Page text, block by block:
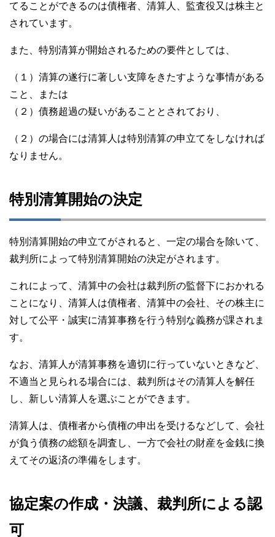
てることができるのは債権者、清算人、監査役又は株主と
されています。
また、特別清算が開始されるための要件としては、
（１）清算の遂行に著しい支障をきたすような事情がある
こと、または
（２）債務超過の疑いがあることとされており、
（２）の場合には清算人は特別清算の申立てをしなければ
なりません。
特別清算開始の決定
特別清算開始の申立てがされると、一定の場合を除いて、
裁判所によって特別清算開始の決定がされます。
これによって、清算中の会社は裁判所の監督下におかれる
ことになり、清算人は債権者、清算中の会社、その株主に
対して公平・誠実に清算事務を行う特別な義務が課されま
す。
なお、清算人が清算事務を適切に行っていないときなど、
不適当と見られる場合には、裁判所はその清算人を解任
し、新しい清算人を選ぶことができます。
清算人は、債権者から債権の申出を受けるなどして、会社
が負う債務の総額を調査し、一方で会社の財産を金銭に換
えてその返済の準備をします。
協定案の作成・決議、裁判所による認
可